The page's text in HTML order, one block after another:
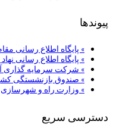
پیوندها
» پایگاه اطلاع رسانی
» پایگاه اطلاع رسانی
» شركت سرمایه گذاری
» صندوق بازنشستگی
» وزارت راه و شهرسازی
دسترسی سریع